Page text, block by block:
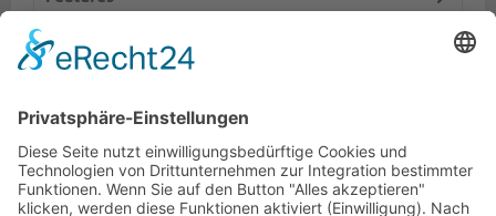
Logistik
Dokumente
Ähnliche Artikel